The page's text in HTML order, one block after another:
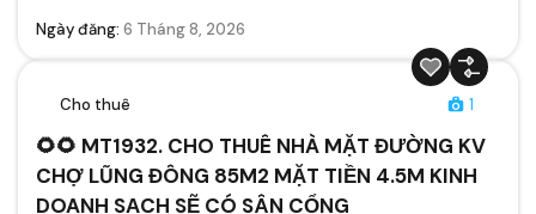
Ngày đăng: 6 Tháng 8, 2026
Cho thuê 1
🌻🌻 MT1932. CHO THUÊ NHÀ MẶT ĐƯỜNG KV
CHỢ LŨNG ĐÔNG 85M2 MẶT TIỀN 4.5M KINH
DOANH SẠCH SẼ CÓ SÂN CỔNG